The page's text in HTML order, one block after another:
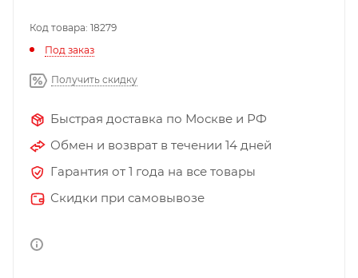
Код товара: 18279
Под заказ
Получить скидку
Быстрая доставка по Москве и РФ
Обмен и возврат в течении 14 дней
Гарантия от 1 года на все товары
Скидки при самовывозе